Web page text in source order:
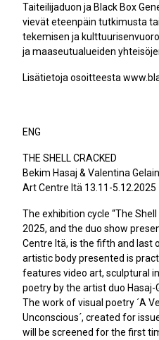
Taiteilijaduon ja Black Box
vievät eteenpäin tutkimusta
tekemisen ja
ja maaseutualueiden
Lisätietoja osoitteesta
ENG
THE SHELL CRACKED
Bekim Hasaj & Valentina Gelain
Art Centre Itä 13.11-5.12.2025
The exhibition cycle “The
2025, and the duo show
Centre Itä, is the fifth and last
artistic body presented is
features video art, sculptural
poetry by the artist duo Hasaj-
The work of visual poetry ´A
Unconscious´, created for
will be screened for the first